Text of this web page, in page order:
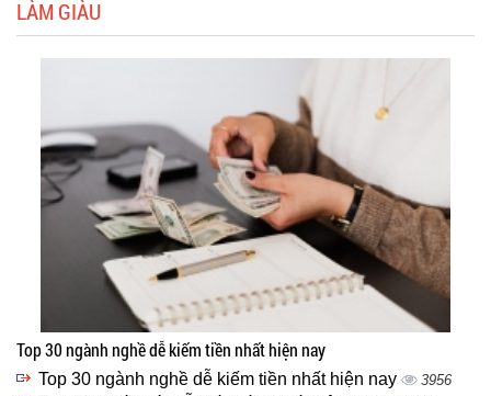
LÀM GIÀU
Top 30 ngành nghề dễ kiếm tiền nhất hiện nay
Top 30 ngành nghề dễ kiếm tiền nhất hiện nay 3956